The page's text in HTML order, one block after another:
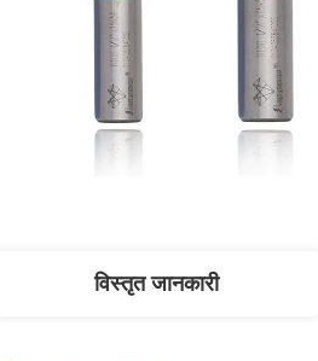
विस्तृत जानकारी